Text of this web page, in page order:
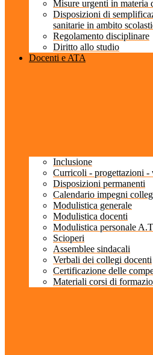
Misure urgenti in materia
Disposizioni di
sanitarie in ambito
Regolamento disciplinare
Diritto allo studio
Docenti e ATA
Inclusione
Curricoli - progettazioni -
Disposizioni permanenti
Calendario impegni
Modulistica generale
Modulistica docenti
Modulistica personale
Scioperi
Assemblee sindacali
Verbali dei collegi docenti
Certificazione delle
Materiali corsi di